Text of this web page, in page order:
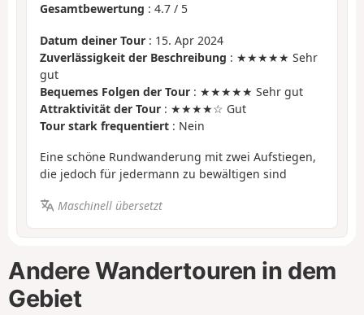
Gesamtbewertung : 4.7 / 5
Datum deiner Tour : 15. Apr 2024
Zuverlässigkeit der Beschreibung : ★★★★★ Sehr
gut
Bequemes Folgen der Tour : ★★★★★ Sehr gut
Attraktivität der Tour : ★★★★☆ Gut
Tour stark frequentiert : Nein
Eine schöne Rundwanderung mit zwei Aufstiegen,
die jedoch für jedermann zu bewältigen sind
Maschinell übersetzt
Andere Wandertouren in dem
Gebiet